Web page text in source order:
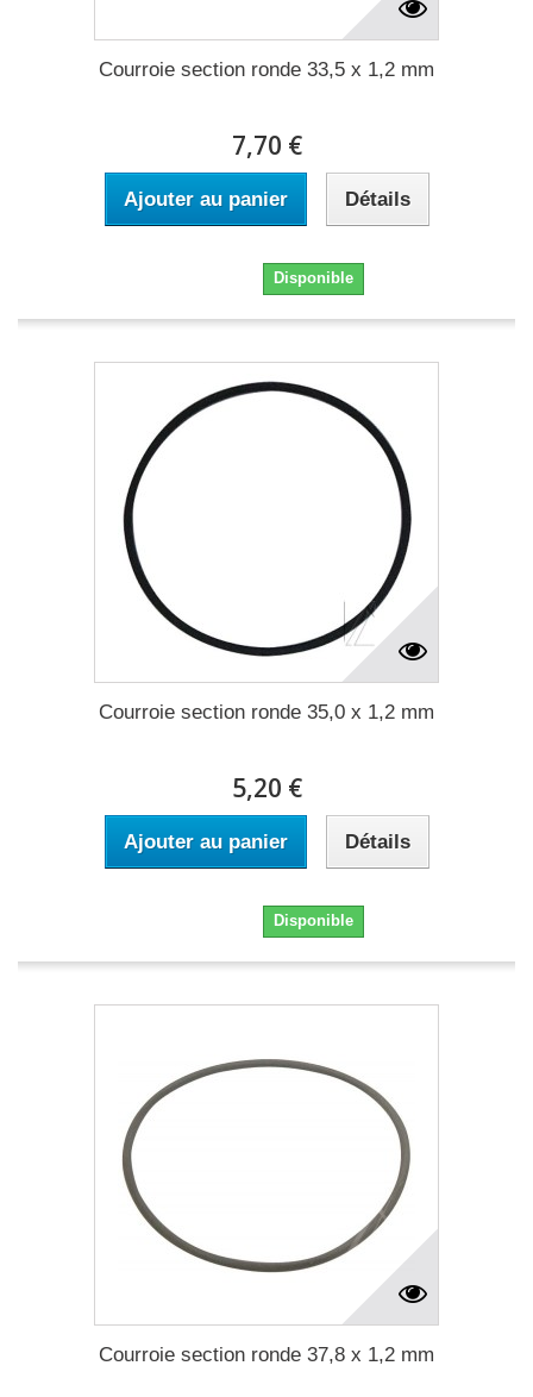
Courroie section ronde 33,5 x 1,2 mm
7,70 €
Ajouter au panier Détails
Disponible
Courroie section ronde 35,0 x 1,2 mm
5,20 €
Ajouter au panier Détails
Disponible
Courroie section ronde 37,8 x 1,2 mm